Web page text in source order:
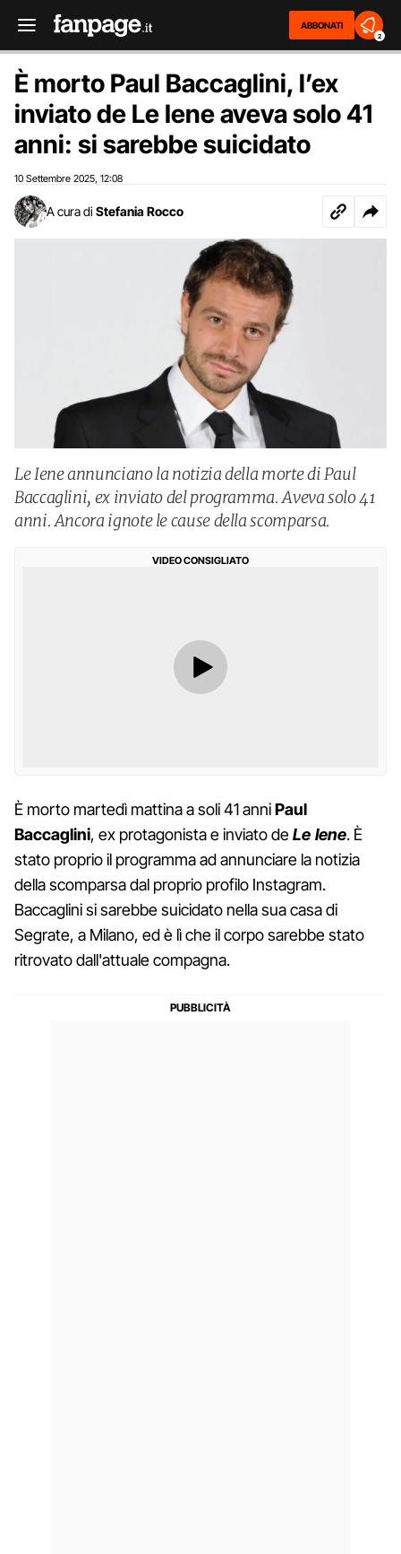
ABBONATI
2
È morto Paul Baccaglini, l’ex
inviato de Le Iene aveva solo 41
anni: si sarebbe suicidato
10 Settembre 2025 12:08
A cura di Stefania Rocco
Le Iene annunciano la notizia della morte di Paul
Baccaglini, ex inviato del programma. Aveva solo 41
anni. Ancora ignote le cause della scomparsa.
VIDEO CONSIGLIATO
È morto martedì mattina a soli 41 anniPaul
Baccaglini, ex protagonista e inviato deLe Iene. È
stato proprio il programma ad annunciare la notizia
della scomparsa dal proprio profilo Instagram.
Baccaglini si sarebbe suicidato nella sua casa di
Segrate, a Milano, ed è lì che il corpo sarebbe stato
ritrovato dall'attuale compagna.